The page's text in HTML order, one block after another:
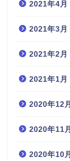
2021年4月
2021年3月
2021年2月
2021年1月
2020年12月
2020年11月
2020年10月